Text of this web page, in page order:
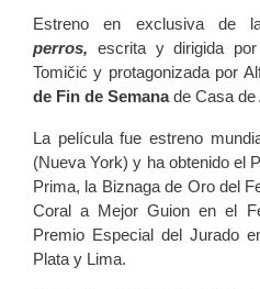
Estreno en exclusiva de
perros, escrita y dirigida
Tomičić y protagonizada por
de Fin de Semanade Casa de
La película fue estreno
(Nueva York) y ha obtenido el
Prima, la Biznaga de Oro del
Coral a Mejor Guion en el
Premio Especial del Jurado
Plata y Lima.